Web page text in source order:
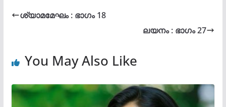
ശ്യാമമേഘം : ഭാഗം 18
ലയനം : ഭാഗം 27
You May Also Like